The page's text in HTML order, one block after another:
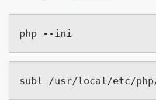
php --ini
subl /usr/local/etc/